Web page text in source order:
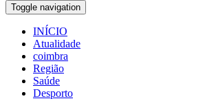
Toggle navigation
INÍCIO
Atualidade
coimbra
Região
Saúde
Desporto